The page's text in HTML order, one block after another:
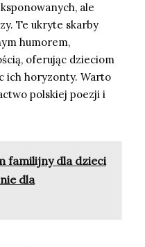
ale
Te ukryte skarby
humorem,
oferując dzieciom
ich horyzonty. Warto
polskiej poezji i
familijny dla dzieci
dla